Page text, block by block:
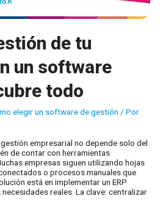
de tu
un software
todo
elegir un software de gestión / Por
empresarial no depende solo del
de contar con herramientas
empresas siguen utilizando hojas
o procesos manuales que
está en implementar un ERP
reales. La clave: centralizar